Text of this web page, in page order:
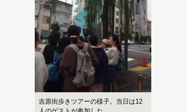
吉原街歩きツアーの様子。当日は12